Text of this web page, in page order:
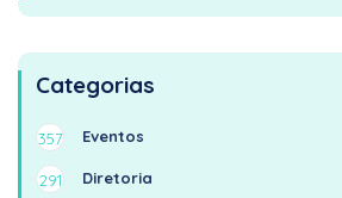
Categorias
357 Eventos
291 Diretoria